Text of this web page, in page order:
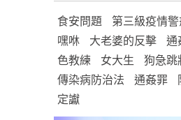
食安問題 第三級疫情警
嘿咻
大老婆的反擊 通
色教練
女大生 狗急跳
傳染病防治法
通姦罪
定讞